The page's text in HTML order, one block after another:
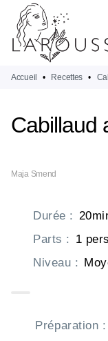
MENU
PIED DE PAGE
Accueil • Recettes •
Cabillaud
Maja Smend
Durée :
Parts : 1
Niveau :
Préparation :